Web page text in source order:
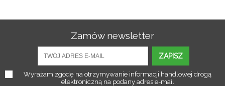
Zamów newsletter
ZAPISZ
Wyrażam zgodę na otrzymywanie informacji handlowej drogą
elektroniczną na podany adres e-mail